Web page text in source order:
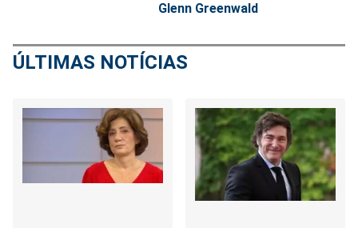
Glenn Greenwald
ÚLTIMAS NOTÍCIAS